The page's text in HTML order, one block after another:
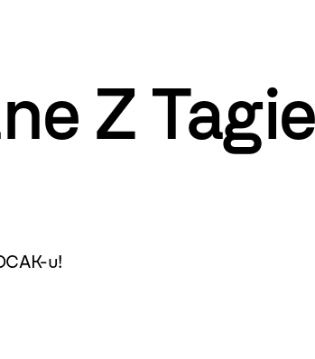
Z
u!